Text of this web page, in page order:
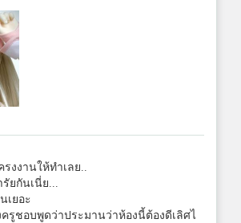
งงานให้ทำเลย..
ยกันเนี่ย...
เยอะ
ครูชอบพูดว่าประมานว่าห้องนี้ต้องดีเลิศไ